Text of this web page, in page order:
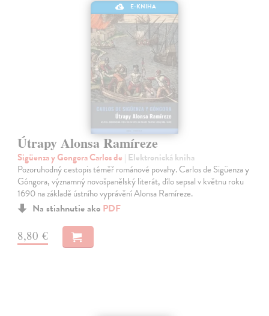
E-KNIHA
Útrapy Alonsa Ramíreze
Sigüenza y Gongora Carlos de | Elektronická kniha
Pozoruhodný cestopis téměř románové povahy. Carlos de Sigüenza y
Góngora, významný novošpanělský literát, dílo sepsal v květnu roku
1690 na základě ústního vyprávění Alonsa Ramíreze.
Na stiahnutie ako PDF
8,80 €